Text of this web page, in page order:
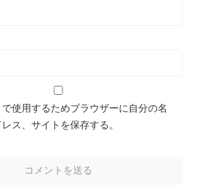
使用するためブラウザーに自分の名
ス、サイトを保存する。